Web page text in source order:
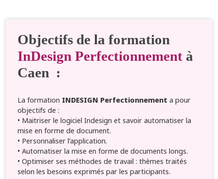
Objectifs de la formation
InDesign Perfectionnement à
Caen :
La formation INDESIGN Perfectionnement a pour
objectifs de :
• Maitriser le logiciel Indesign et savoir automatiser la
mise en forme de document.
• Personnaliser l’application.
• Automatiser la mise en forme de documents longs.
• Optimiser ses méthodes de travail : thèmes traités
selon les besoins exprimés par les participants.